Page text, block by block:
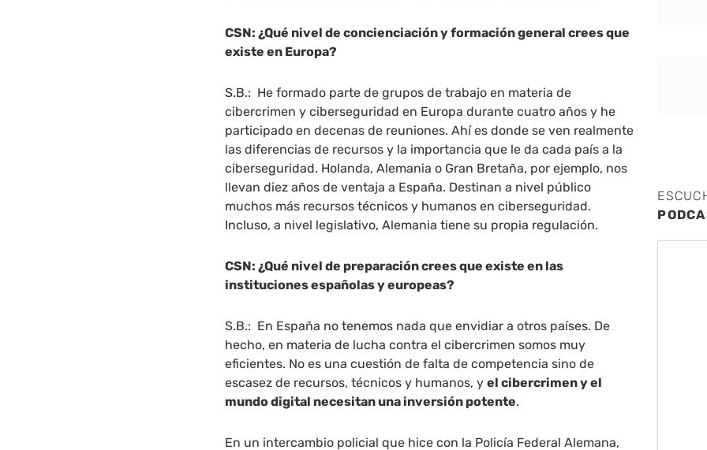
CSN: ¿Qué nivel de concienciación y formación general crees que
existe en Europa?
S.B.: He formado parte de grupos de trabajo en materia de
cibercrimen y ciberseguridad en Europa durante cuatro años y he
participado en decenas de reuniones. Ahí es donde se ven realmente
las diferencias de recursos y la importancia que le da cada país a la
ciberseguridad. Holanda, Alemania o Gran Bretaña, por ejemplo, nos
llevan diez años de ventaja a España. Destinan a nivel público
muchos más recursos técnicos y humanos en ciberseguridad.
Incluso, a nivel legislativo, Alemania tiene su propia regulación.
CSN: ¿Qué nivel de preparación crees que existe en las
instituciones españolas y europeas?
S.B.: En España no tenemos nada que envidiar a otros países. De
hecho, en materia de lucha contra el cibercrimen somos muy
eficientes. No es una cuestión de falta de competencia sino de
escasez de recursos, técnicos y humanos, yel cibercrimen y el
mundo digital necesitan una inversión potente.
En un intercambio policial que hice con la Policía Federal Alemana,